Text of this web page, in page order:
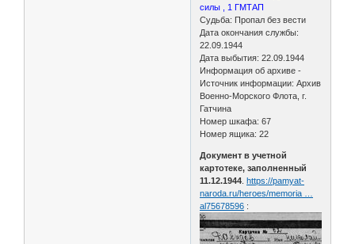
силы , 1 ГМТАП
Судьба: Пропал без вести
Дата окончания службы:
22.09.1944
Дата выбытия: 22.09.1944
Информация об архиве -
Источник информации: Архив
Военно-Морского Флота, г.
Гатчина
Номер шкафа: 67
Номер ящика: 22
Документ в учетной
картотеке, заполненный
11.12.1944 .https://pamyat-
naroda.ru/heroes/memoria …
al75678596 :